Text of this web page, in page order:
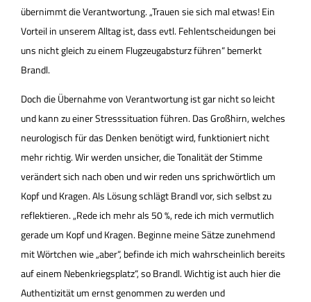
übernimmt die Verantwortung. „Trauen sie sich mal etwas! Ein
Vorteil in unserem Alltag ist, dass evtl. Fehlentscheidungen bei
uns nicht gleich zu einem Flugzeugabsturz führen“ bemerkt
Brandl.
Doch die Übernahme von Verantwortung ist gar nicht so leicht
und kann zu einer Stresssituation führen. Das Großhirn, welches
neurologisch für das Denken benötigt wird, funktioniert nicht
mehr richtig. Wir werden unsicher, die Tonalität der Stimme
verändert sich nach oben und wir reden uns sprichwörtlich um
Kopf und Kragen. Als Lösung schlägt Brandl vor, sich selbst zu
reflektieren. „Rede ich mehr als 50 %, rede ich mich vermutlich
gerade um Kopf und Kragen. Beginne meine Sätze zunehmend
mit Wörtchen wie „aber“, befinde ich mich wahrscheinlich bereits
auf einem Nebenkriegsplatz“, so Brandl. Wichtig ist auch hier die
Authentizität um ernst genommen zu werden und